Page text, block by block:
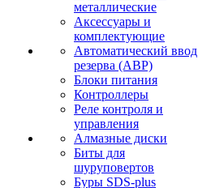
металлические
Аксессуары и
комплектующие
Автоматический ввод
резерва (АВР)
Блоки питания
Контроллеры
Реле контроля и
управления
Алмазные диски
Биты для
шуруповертов
Буры SDS-plus